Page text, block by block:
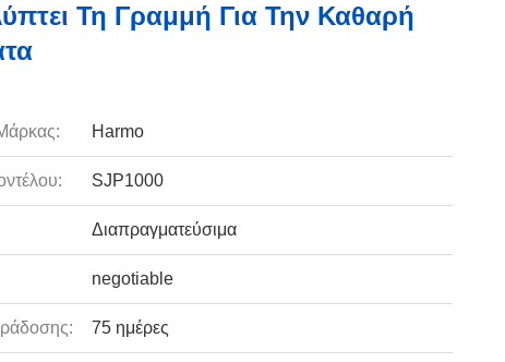
Τη Γραμμή Για Την Καθαρή
Harmo
SJP1000
Διαπραγματεύσιμα
negotiable
75 ημέρες